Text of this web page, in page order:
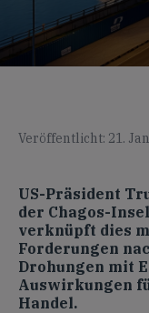
Veröffentlicht: 21.
US-Präsident
der Chagos-
verknüpft dies
Forderungen
Drohungen mit
Auswirkungen
Handel.